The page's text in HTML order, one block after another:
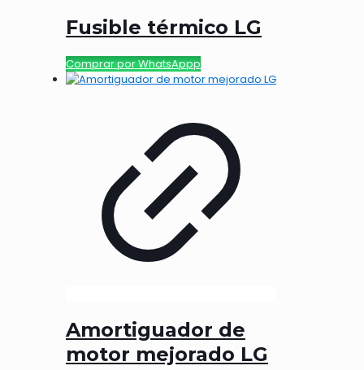
Fusible térmico LG
Comprar por WhatsAppp
Amortiguador de
motor mejorado LG